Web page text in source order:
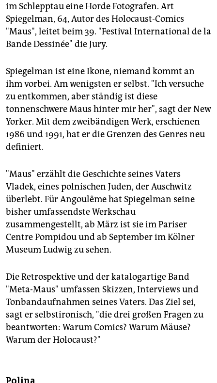
im Schlepptau eine Horde Fotografen. Art
Spiegelman, 64, Autor des Holocaust-Comics
"Maus", leitet beim 39. "Festival International de la
Bande Dessinée" die Jury.
Spiegelman ist eine Ikone, niemand kommt an
ihm vorbei. Am wenigsten er selbst. "Ich versuche
zu entkommen, aber ständig ist diese
tonnenschwere Maus hinter mir her", sagt der New
Yorker. Mit dem zweibändigen Werk, erschienen
1986 und 1991, hat er die Grenzen des Genres neu
definiert.
"Maus" erzählt die Geschichte seines Vaters
Vladek, eines polnischen Juden, der Auschwitz
überlebt. Für Angoulême hat Spiegelman seine
bisher umfassendste Werkschau
zusammengestellt, ab März ist sie im Pariser
Centre Pompidou und ab September im Kölner
Museum Ludwig zu sehen.
Die Retrospektive und der katalogartige Band
"Meta-Maus" umfassen Skizzen, Interviews und
Tonbandaufnahmen seines Vaters. Das Ziel sei,
sagt er selbstironisch, "die drei großen Fragen zu
beantworten: Warum Comics? Warum Mäuse?
Warum der Holocaust?"